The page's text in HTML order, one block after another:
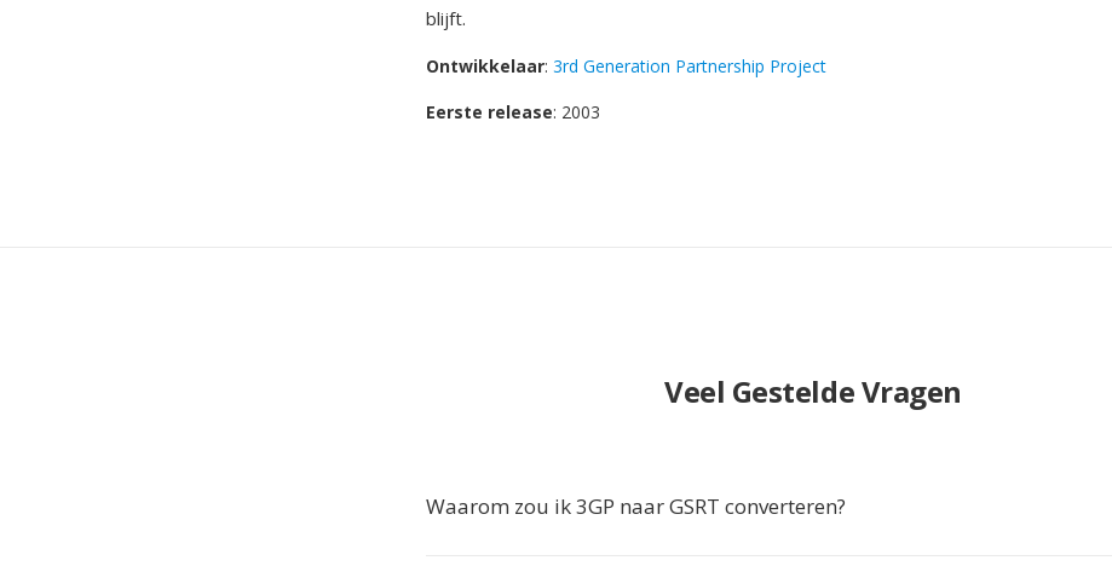
blijft.
Ontwikkelaar: 3rd Generation Partnership Project
Eerste release: 2003
Veel Gestelde Vragen
Waarom zou ik 3GP naar GSRT converteren?